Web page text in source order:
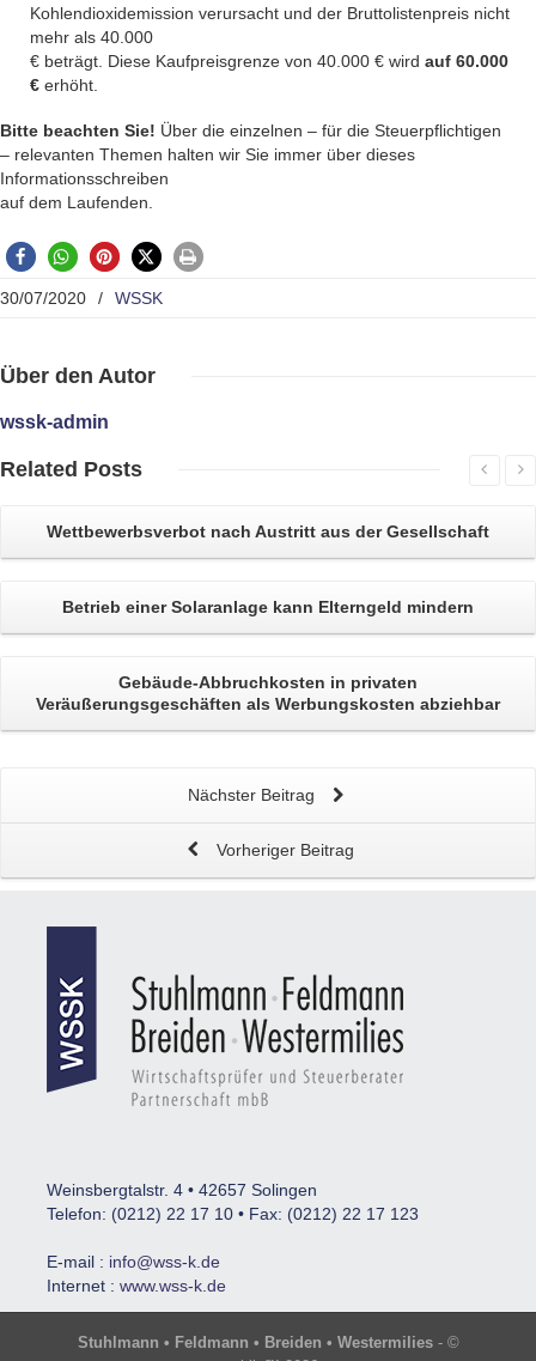
Kohlendioxidemission verursacht und der Bruttolistenpreis nicht
mehr als 40.000
€ beträgt. Diese Kaufpreisgrenze von 40.000 € wird auf 60.000
€ erhöht.
Bitte beachten Sie! Über die einzelnen – für die Steuerpflichtigen
– relevanten Themen halten wir Sie immer über dieses
Informationsschreiben
auf dem Laufenden.
30/07/2020 / WSSK
Über den Autor
wssk-admin
Related Posts
Wettbewerbsverbot nach Austritt aus der Gesellschaft
Betrieb einer Solaranlage kann Elterngeld mindern
Gebäude-Abbruchkosten in privaten
Veräußerungsgeschäften als Werbungskosten abziehbar
Nächster Beitrag
Vorheriger Beitrag
Weinsbergtalstr. 4 • 42657 Solingen
Telefon: (0212) 22 17 10 • Fax: (0212) 22 17 123
E-mail : info@wss-k.de
Internet : www.wss-k.de
Stuhlmann • Feldmann • Breiden • Westermilies- ©